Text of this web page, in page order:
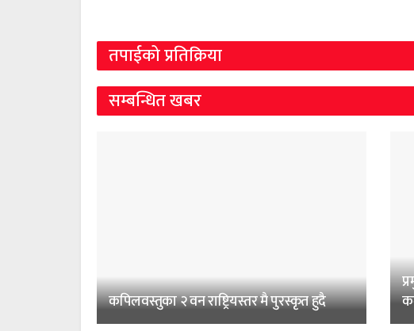
तपाईको प्रतिक्रिया
सम्बन्धित खबर
कपिलवस्तुका २ वन राष्ट्रियस्तर मै पुरस्कृत हुदै